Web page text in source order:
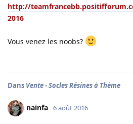
http://
2016
Vous venez les noobs?
Dans Vente - Socles Résines à Thème
nainfa 6 août 2016